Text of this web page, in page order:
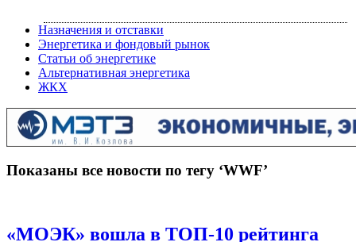
Назначения и отставки
Энергетика и фондовый рынок
Статьи об энергетике
Альтернативная энергетика
ЖКХ
Показаны все новости по тегу ‘WWF’
«МОЭК» вошла в ТОП-10 рейтинга